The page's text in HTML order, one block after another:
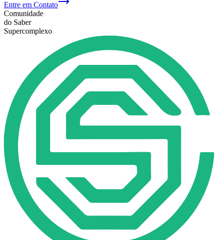
Entre em Contato
Comunidade
do Saber
Supercomplexo